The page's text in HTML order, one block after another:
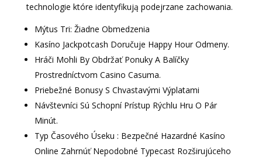
technologie które identyfikują podejrzane zachowania.
Mýtus Tri: Žiadne Obmedzenia
Kasíno Jackpotcash Doručuje Happy Hour Odmeny.
Hráči Mohli By Obdržať Ponuky A Balíčky
Prostredníctvom Casino Casuma.
Priebežné Bonusy S Chvastavými Výplatami
Návštevníci Sú Schopní Prístup Rýchlu Hru O Pár
Minút.
Typ Časového Úseku : Bezpečné Hazardné Kasíno
Online Zahrnúť Nepodobné Typecast Rozširujúceho